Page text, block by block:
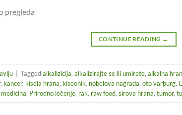
pregleda
CONTINUE READING →
Taggedalkalizicija, alkalizirajte se ili umirete, alkalna
, kancer, kisela hrana, kiseonik, nobelova nagrada, oto varburg,
, Prirodno lečenje, rak, raw food, sirova hrana, tumor,